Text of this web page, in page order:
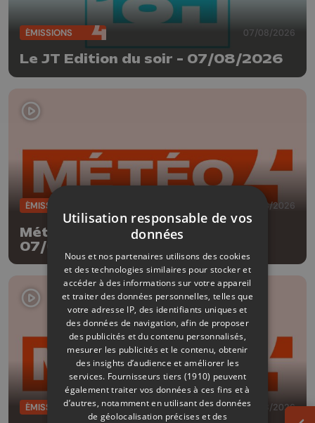
ÉMISSIONS 07/08/2026
Le JT Edition du soir - 07/08/2026
ÉMISSIONS 07/08/2026
Météo Edition de la mi-journée -
07/08/2026
ÉMISSIONS 06/08/2026
Utilisation responsable de vos
données
Nous et nos partenaires utilisons des cookies
et des technologies similaires pour stocker et
accéder à des informations sur votre appareil
et traiter des données personnelles, telles que
votre adresse IP, des identifiants uniques et
des données de navigation, afin de proposer
des publicités et du contenu personnalisés,
mesurer les publicités et le contenu, obtenir
des insights d’audience et améliorer les
services. Fournisseurs tiers (1910) peuvent
également traiter vos données à ces fins et à
d’autres, notamment en utilisant des données
de géolocalisation précises et des